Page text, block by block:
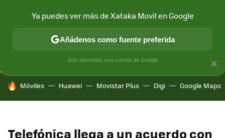
CONECTIVIDAD MÓVIL Y SOCIEDAD APLICACIONES
HOY SE HABLA DE
Móviles Huawei Movistar Plus Digi Google Maps
Telefónica llega a un acuerdo con
×
Ya puedes ver más de Xataka Movil en Google
Añádenos como fuente preferida
Solo necesitas una cuenta de Google